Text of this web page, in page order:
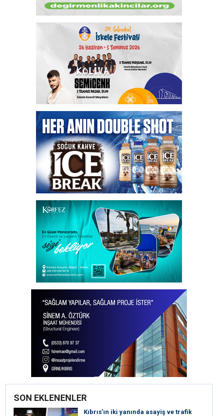
SON EKLENENLER
Kıbrıs’ın iki yanında asayiş ve trafik